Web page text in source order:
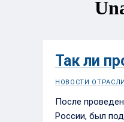
Так ли
НОВОСТИ ОТРАСЛИ
После
России, был